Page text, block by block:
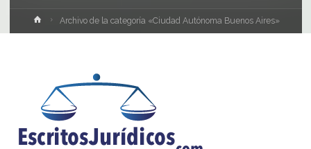
InicioArchivo de la categoría «Ciudad Autónoma Buenos Aires»